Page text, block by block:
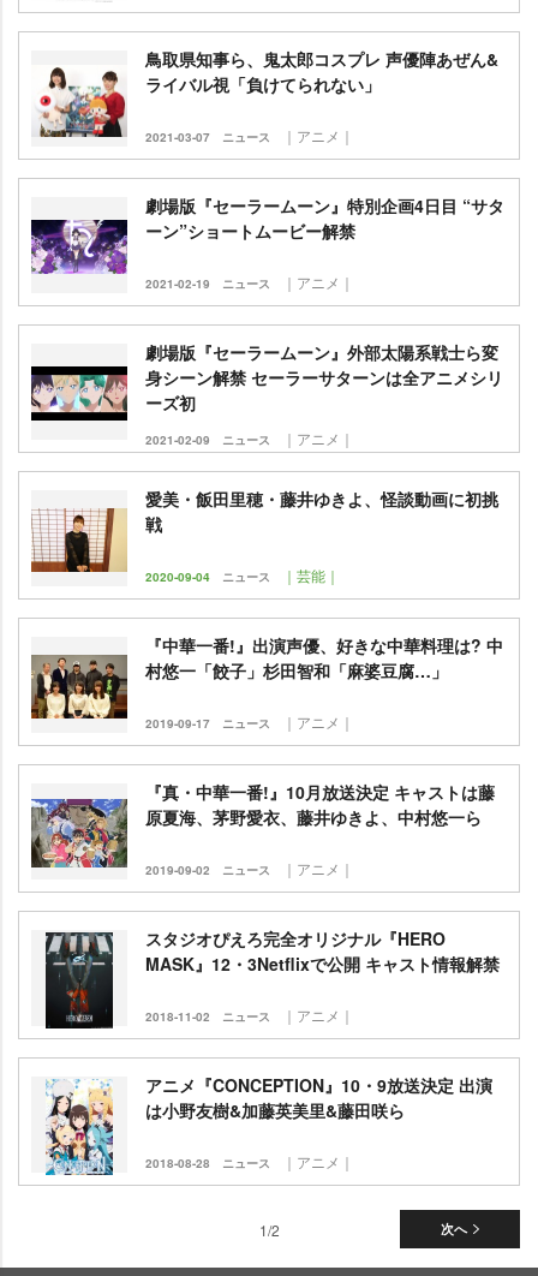
鳥取県知事ら、鬼太郎コスプレ 声優陣あぜん&
ライバル視「負けてられない」
2021-03-07 ニュース ｜アニメ｜
劇場版『セーラームーン』特別企画4日目 “サタ
ーン”ショートムービー解禁
2021-02-19 ニュース ｜アニメ｜
劇場版『セーラームーン』外部太陽系戦士ら変
身シーン解禁 セーラーサターンは全アニメシリ
ーズ初
2021-02-09 ニュース ｜アニメ｜
愛美・飯田里穂・藤井ゆきよ、怪談動画に初挑
戦
2020-09-04 ニュース ｜芸能｜
『中華一番!』出演声優、好きな中華料理は? 中
村悠一「餃子」杉田智和「麻婆豆腐…」
2019-09-17 ニュース ｜アニメ｜
『真・中華一番!』10月放送決定 キャストは藤
原夏海、茅野愛衣、藤井ゆきよ、中村悠一ら
2019-09-02 ニュース ｜アニメ｜
スタジオぴえろ完全オリジナル『HERO
MASK』12・3Netflixで公開 キャスト情報解禁
2018-11-02 ニュース ｜アニメ｜
アニメ『CONCEPTION』10・9放送決定 出演
は小野友樹&加藤英美里&藤田咲ら
2018-08-28 ニュース ｜アニメ｜
次へ
1/2